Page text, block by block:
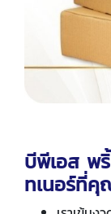
บีพีเอส พ
ทเนอร์ที่คุ